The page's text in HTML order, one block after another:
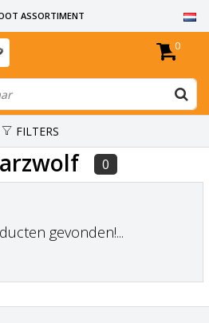
ASSORTIMENT
RETOUR RECHT
ZIJN ONGEBOORD
0
FILTERS
0
gevonden!...